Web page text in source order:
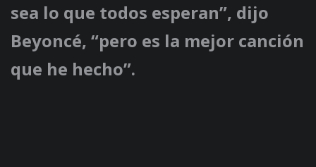
sea lo que todos esperan”, dijo
Beyoncé, “pero es la mejor canción
que he hecho”.